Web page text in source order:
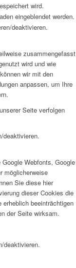
wird.
eingeblendet werden.
deaktivieren.
zusammengefasst
wird und wie
wir mit den
anpassen, um Ihre
Seite verfolgen
deaktivieren.
Webfonts, Google
möglicherweise
Sie diese hier
dieser Cookies die
beeinträchtigen
der Seite wirksam.
deaktivieren.